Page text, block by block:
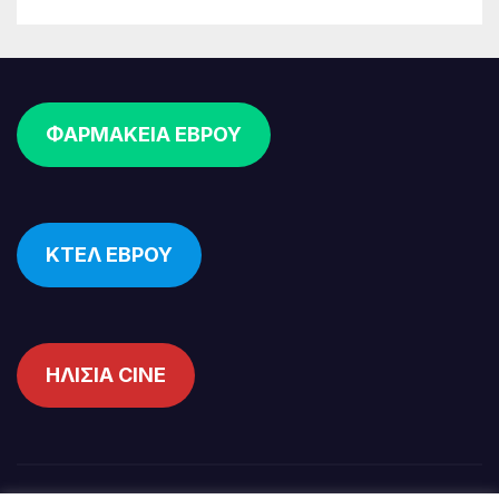
ΦΑΡΜΑΚΕΙΑ ΕΒΡΟΥ
ΚΤΕΛ ΕΒΡΟΥ
ΗΛΙΣΙΑ CINE